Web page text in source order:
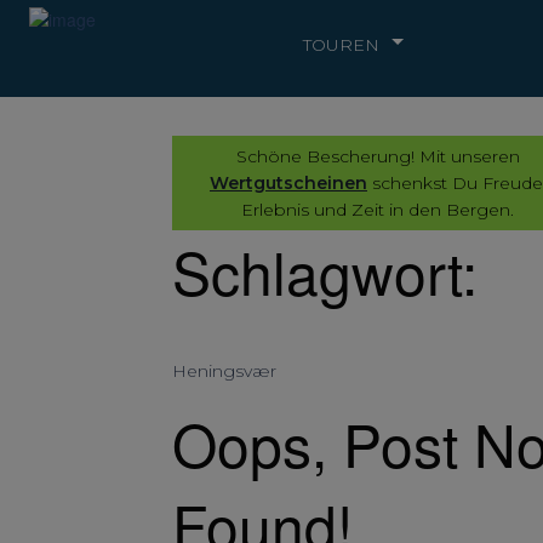
TOUREN
Schöne Bescherung! Mit unseren
Wertgutscheinen schenkst Du
Erlebnis und Zeit in den Bergen.
Schlagwort:
Heningsvær
Oops, Post
Found!